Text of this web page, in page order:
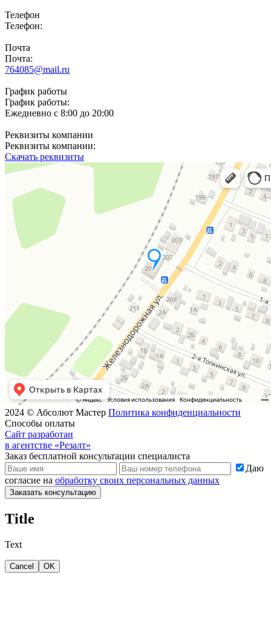
Телефон
Телефон:
Почта
Почта:
764085@mail.ru
График работы
График работы:
Ежедневно с 8:00 до 20:00
Реквизиты компании
Реквизиты компании:
Скачать реквизиты
2024 © Абсолют Мастер Политика конфиденциальности
Способы оплаты
Сайт разработан
в агентстве «Резалт»
Заказ бесплатной консультации специалиста
Даю
согласие на обработку своих персональных данных
Заказать консультацию
Title
Text
Cancel OK